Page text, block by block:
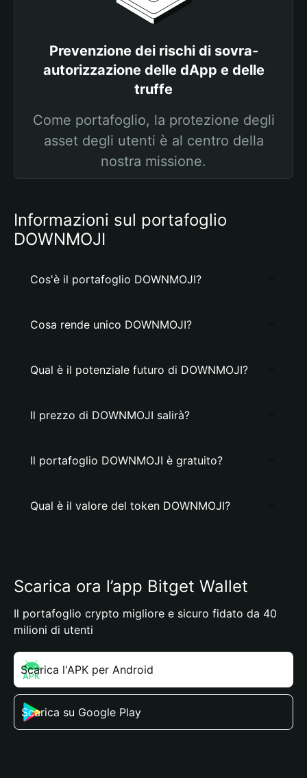
Prevenzione dei rischi di sovra-
autorizzazione delle dApp e delle
truffe
Come portafoglio, la protezione degli
asset degli utenti è al centro della
nostra missione.
Informazioni sul portafoglio
DOWNMOJI
Cos'è il portafoglio DOWNMOJI?
Cosa rende unico DOWNMOJI?
Qual è il potenziale futuro di DOWNMOJI?
Il prezzo di DOWNMOJI salirà?
Il portafoglio DOWNMOJI è gratuito?
Qual è il valore del token DOWNMOJI?
Scarica ora l’app Bitget Wallet
Il portafoglio crypto migliore e sicuro fidato da 40
milioni di utenti
Scarica l'APK per Android
Scarica su Google Play